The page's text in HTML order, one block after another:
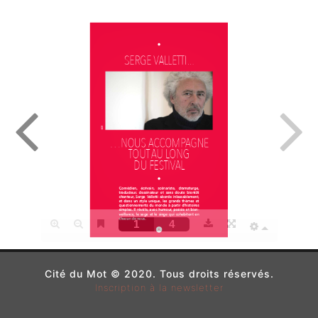
Cité du Mot © 2020. Tous droits réservés.
Inscription à la newsletter